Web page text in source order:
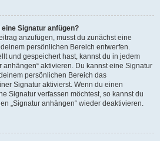
Signatur anfügen?
anzufügen, musst du zunächst eine
persönlichen Bereich entwerfen.
und gespeichert hast, kannst du in jedem
anhängen“ aktivieren. Du kannst eine Signatur
persönlichen Bereich das
Signatur aktivierst. Wenn du einen
Signatur verfassen möchtest, so kannst du
„Signatur anhängen“ wieder deaktivieren.